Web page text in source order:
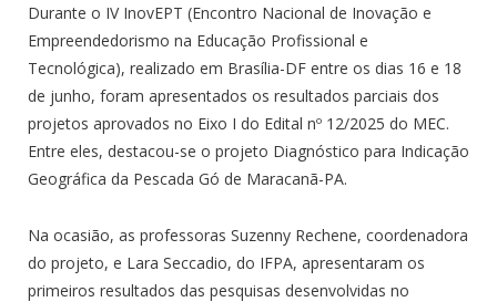
Durante o IV InovEPT (Encontro Nacional de Inovação e
Empreendedorismo na Educação Profissional e
Tecnológica), realizado em Brasília-DF entre os dias 16 e 18
de junho, foram apresentados os resultados parciais dos
projetos aprovados no Eixo I do Edital nº 12/2025 do MEC.
Entre eles, destacou-se o projeto Diagnóstico para Indicação
Geográfica da Pescada Gó de Maracanã-PA.
Na ocasião, as professoras Suzenny Rechene, coordenadora
do projeto, e Lara Seccadio, do IFPA, apresentaram os
primeiros resultados das pesquisas desenvolvidas no